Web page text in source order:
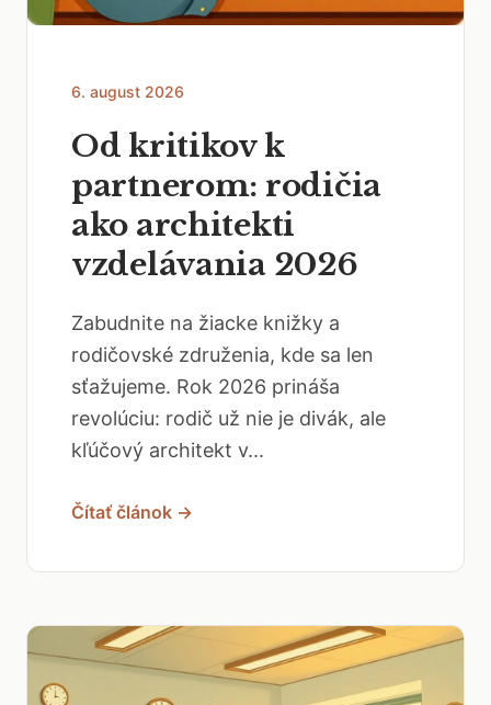
6. august 2026
Od kritikov k
partnerom: rodičia
ako architekti
vzdelávania 2026
Zabudnite na žiacke knižky a
rodičovské združenia, kde sa len
sťažujeme. Rok 2026 prináša
revolúciu: rodič už nie je divák, ale
kľúčový architekt v...
Čítať článok →